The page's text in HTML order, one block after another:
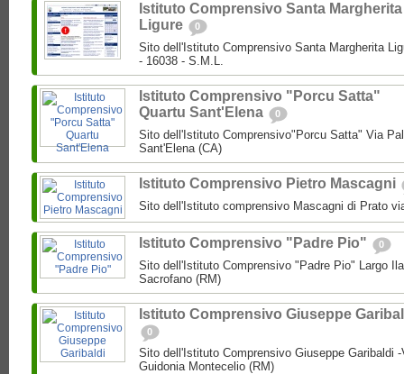
Istituto Comprensivo Santa Margherita
Ligure
0
Sito dell'Istituto Comprensivo Santa Margherita
- 16038 - S.M.L.
Istituto Comprensivo "Porcu Satta"
Quartu Sant'Elena
0
Sito dell'Istituto Comprensivo"Porcu Satta" Via
Sant'Elena (CA)
Istituto Comprensivo Pietro Mascagni
Sito dell'Istituto comprensivo Mascagni di Prato
Istituto Comprensivo "Padre Pio" 0
Sito dell'Istituto Comprensivo "Padre Pio" Largo
Sacrofano (RM)
Istituto Comprensivo Giuseppe
0
Sito dell'Istituto Comprensivo Giuseppe Garibaldi
Guidonia Montecelio (RM)